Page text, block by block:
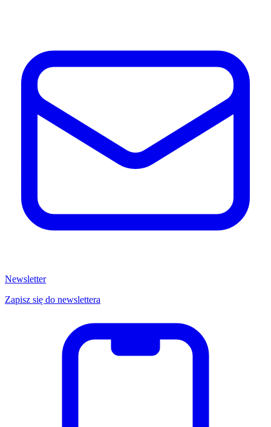
Newsletter
Zapisz się do newslettera